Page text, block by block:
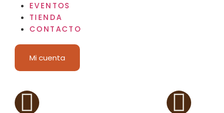
EVENTOS
TIENDA
CONTACTO
Mi cuenta